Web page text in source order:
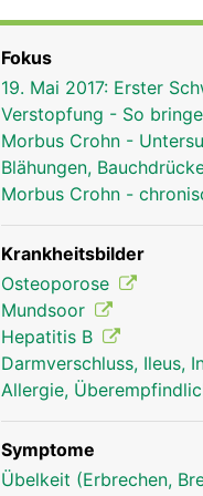
Dabei helfen die
Wichtige Nährstoffe
gelangen über die
sie gespeichert und
als Stuhl aus dem
wellenförmige
Fokus
19. Mai 2017: Erster
Verstopfung - So
Morbus Crohn -
Blähungen,
Morbus Crohn -
Krankheitsbilder
Osteoporose
Mundsoor
Hepatitis B
Darmverschluss, Ileus,
Allergie,
Symptome
Übelkeit (Erbrechen,